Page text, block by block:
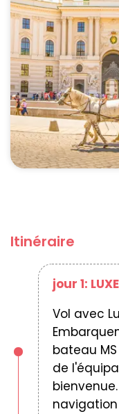
Itinéraire
jour 1:
Vol avec
bateau
de
navigation